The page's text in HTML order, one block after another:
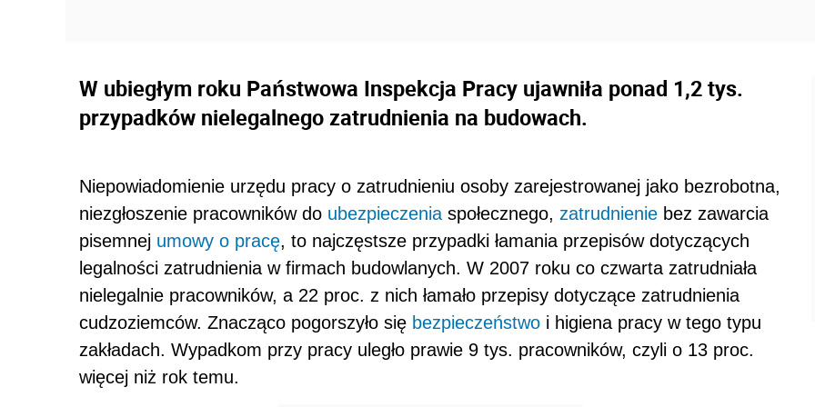
W ubiegłym roku Państwowa Inspekcja Pracy ujawniła ponad 1,2 tys.
przypadków nielegalnego zatrudnienia na budowach.
Niepowiadomienie urzędu pracy o zatrudnieniu osoby zarejestrowanej jako bezrobotna,
niezgłoszenie pracowników do ubezpieczenia społecznego, zatrudnienie bez zawarcia
pisemnej umowy o pracę, to najczęstsze przypadki łamania przepisów dotyczących
legalności zatrudnienia w firmach budowlanych. W 2007 roku co czwarta zatrudniała
nielegalnie pracowników, a 22 proc. z nich łamało przepisy dotyczące zatrudnienia
cudzoziemców. Znacząco pogorszyło się bezpieczeństwo i higiena pracy w tego typu
zakładach. Wypadkom przy pracy uległo prawie 9 tys. pracowników, czyli o 13 proc.
więcej niż rok temu.